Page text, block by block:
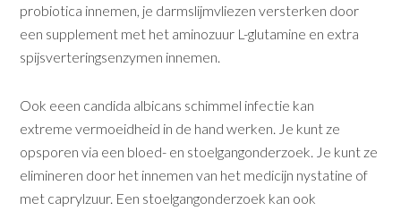
probiotica innemen, je darmslijmvliezen versterken door
een supplement met het aminozuur L-glutamine en extra
spijsverteringsenzymen innemen.
Ook eeen candida albicans schimmel infectie kan
extreme vermoeidheid in de hand werken. Je kunt ze
opsporen via een bloed- en stoelgangonderzoek. Je kunt ze
elimineren door het innemen van het medicijn nystatine of
met caprylzuur. Een stoelgangonderzoek kan ook